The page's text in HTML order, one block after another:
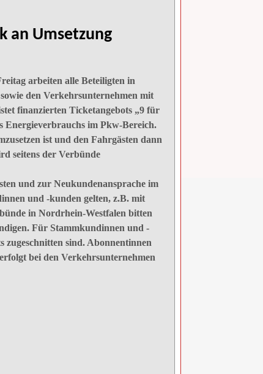
an Umsetzung
arbeiten alle Beteiligten in
den Verkehrsunternehmen mit
finanzierten Ticketangebots „9 für
Energieverbrauchs im Pkw-Bereich.
ist und den Fahrgästen dann
seitens der Verbünde
und zur Neukundenansprache im
und -kunden gelten, z.B. mit
in Nordrhein-Westfalen bitten
Für Stammkundinnen und -
zugeschnitten sind. Abonnentinnen
bei den Verkehrsunternehmen